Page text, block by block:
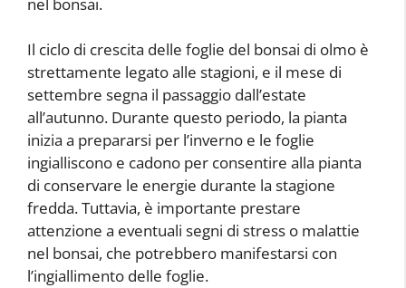
Il ciclo di crescita delle foglie del bonsai di olmo è
strettamente legato alle stagioni, e il mese di
settembre segna il passaggio dall’estate
all’autunno. Durante questo periodo, la pianta
inizia a prepararsi per l’inverno e le foglie
ingialliscono e cadono per consentire alla pianta
di conservare le energie durante la stagione
fredda. Tuttavia, è importante prestare
attenzione a eventuali segni di stress o malattie
nel bonsai, che potrebbero manifestarsi con
l’ingiallimento delle foglie.